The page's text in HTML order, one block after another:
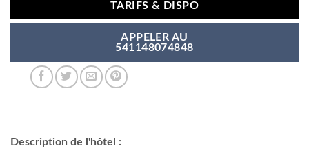
TARIFS & DISPO
APPELER AU
541148074848
Description de l'hôtel :